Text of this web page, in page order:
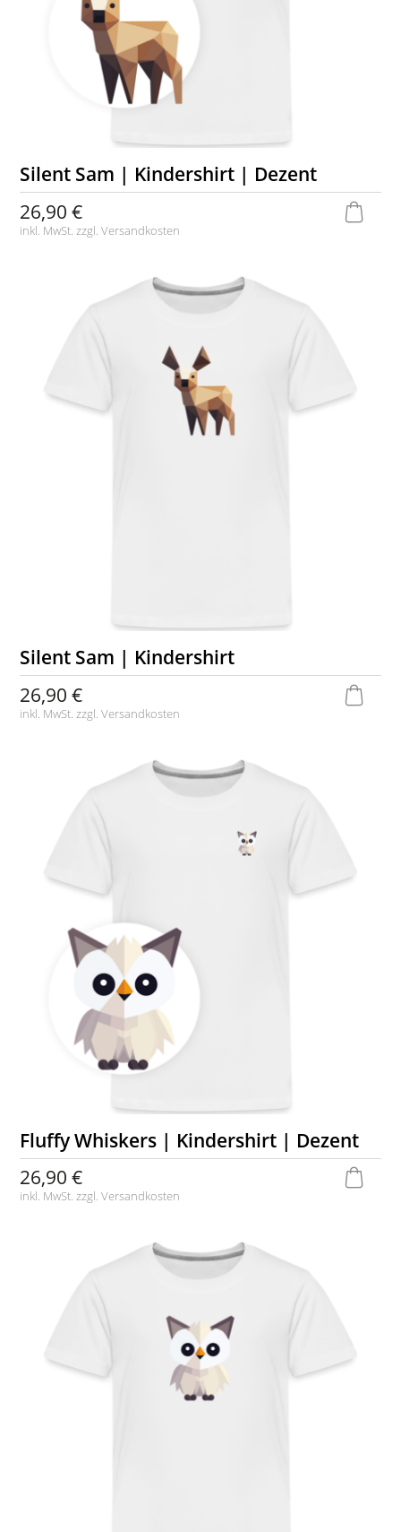
Silent Sam | Kindershirt | Dezent
26,90 €
inkl. MwSt. zzgl.Versandkosten
Silent Sam | Kindershirt
26,90 €
inkl. MwSt. zzgl.Versandkosten
Fluffy Whiskers | Kindershirt | Dezent
26,90 €
inkl. MwSt. zzgl.Versandkosten